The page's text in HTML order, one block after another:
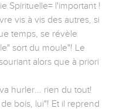
Spirituelle= l'important !
vis à vis des autres, si
temps, se révèle
sort du moule"! Le
alors que à priori
hurler... rien du tout!
bois, lui"! Et il reprend